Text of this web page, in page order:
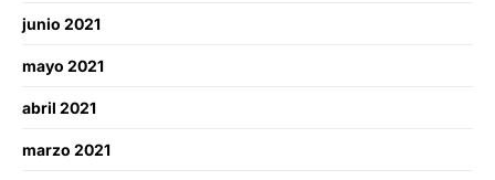
junio 2021
mayo 2021
abril 2021
marzo 2021